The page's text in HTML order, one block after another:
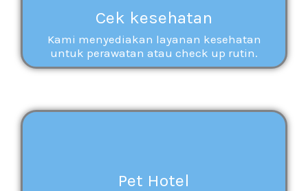
Cek kesehatan
Kami menyediakan layanan kesehatan
untuk perawatan atau check up rutin.
Pet Hotel